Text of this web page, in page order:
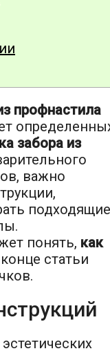
профнастила
забора из
важно
подходящие
понять, как
статьи